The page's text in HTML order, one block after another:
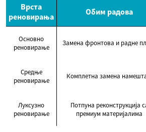
Врста
реновирања
Обим радова
Основно
реновирање
Замена фронтова и радне
Средње
реновирање
Комплетна замена
Луксузно
реновирање
Потпуна реконструкција
премиум материјалима